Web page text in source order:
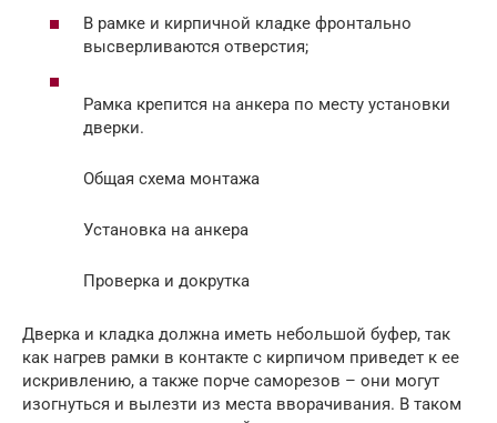
В рамке и кирпичной кладке фронтально
высверливаются отверстия;
Рамка крепится на анкера по месту установки
дверки.
Общая схема монтажа
Установка на анкера
Проверка и докрутка
Дверка и кладка должна иметь небольшой буфер, так
как нагрев рамки в контакте с кирпичом приведет к ее
искривлению, а также порче саморезов – они могут
изогнуться и вылезти из места вворачивания. В таком